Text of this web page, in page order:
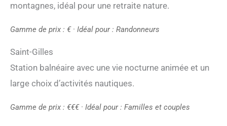
montagnes, idéal pour une retraite nature.
Gamme de prix : € · Idéal pour : Randonneurs
Saint-Gilles
Station balnéaire avec une vie nocturne animée et un
large choix d’activités nautiques.
Gamme de prix : €€€ · Idéal pour : Familles et couples